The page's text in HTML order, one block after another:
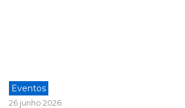
Eventos
26 junho 2026